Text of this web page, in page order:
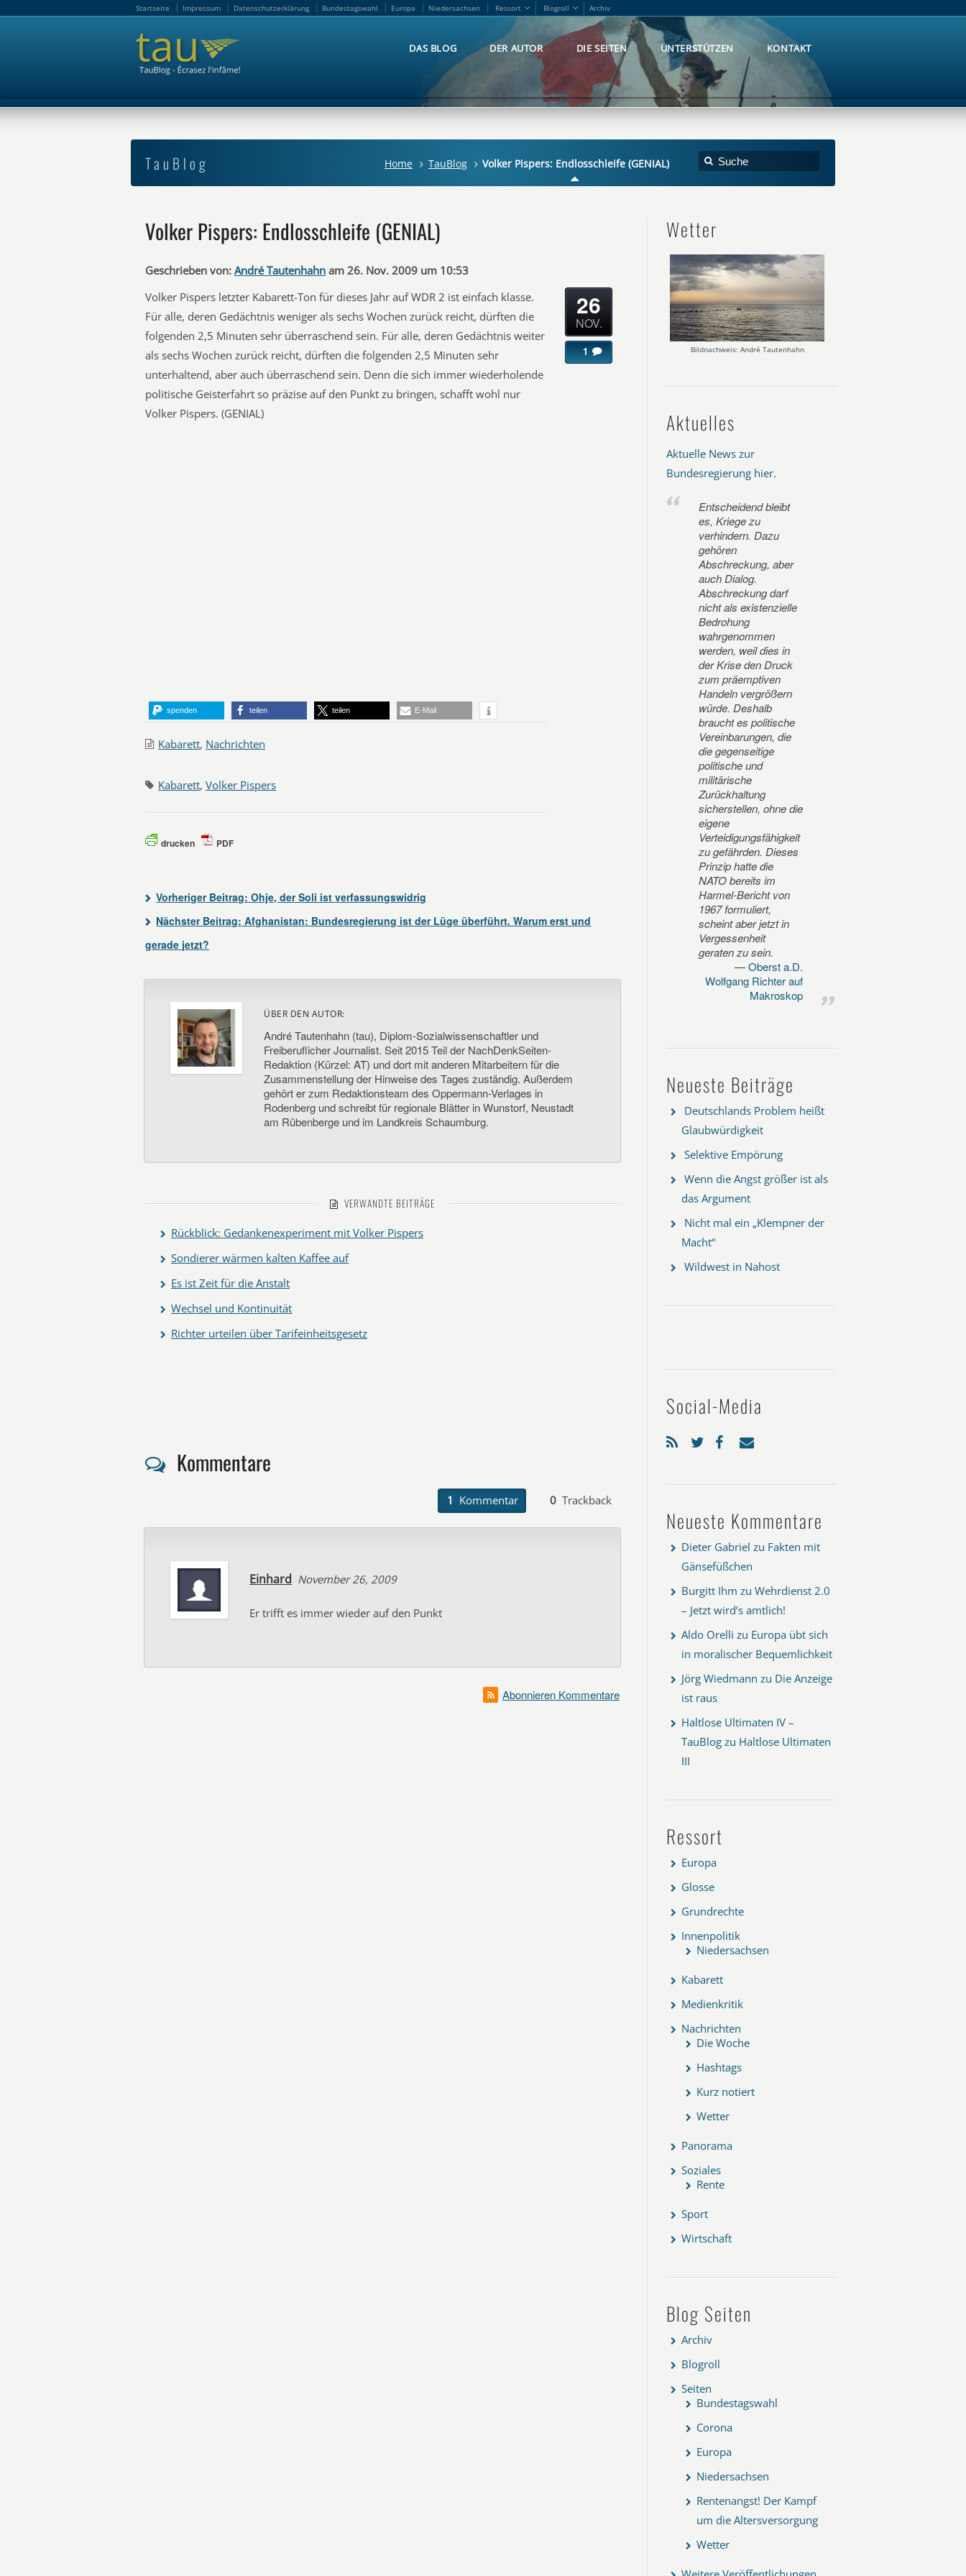
Startseite Impressum Datenschutzerklärung Bundestagswahl Europa Niedersachsen Ressort Blogroll Archiv
DAS BLOG DER AUTOR DIE SEITEN UNTERSTÜTZEN KONTAKT
TauBlog Home TauBlog Volker Pispers: Endlosschleife (GENIAL)
Volker Pispers: Endlosschleife (GENIAL)
Geschrieben von: André Tautenhahn am 26. Nov. 2009 um 10:53
Volker Pispers letzter Kabarett-Ton für dieses Jahr auf WDR 2 ist einfach klasse.
Für alle, deren Gedächtnis weniger als sechs Wochen zurück reicht, dürften die
folgenden 2,5 Minuten sehr überraschend sein. Für alle, deren Gedächtnis weiter
als sechs Wochen zurück reicht, dürften die folgenden 2,5 Minuten sehr
unterhaltend, aber auch überraschend sein. Denn die sich immer wiederholende
politische Geisterfahrt so präzise auf den Punkt zu bringen, schafft wohl nur
Volker Pispers. (GENIAL)
spenden teilen teilen E-Mail
26
NOV.
1
Kabarett, Nachrichten
Kabarett, Volker Pispers
drucken PDF
Vorheriger Beitrag: Ohje, der Soli ist verfassungswidrig
Nächster Beitrag: Afghanistan: Bundesregierung ist der Lüge überführt. Warum erst und
gerade jetzt?
ÜBER DEN AUTOR:
André Tautenhahn (tau), Diplom-Sozialwissenschaftler und
Freiberuflicher Journalist. Seit 2015 Teil der NachDenkSeiten-
Redaktion (Kürzel: AT) und dort mit anderen Mitarbeitern für die
Zusammenstellung der Hinweise des Tages zuständig. Außerdem
gehört er zum Redaktionsteam des Oppermann-Verlages in
Rodenberg und schreibt für regionale Blätter in Wunstorf, Neustadt
am Rübenberge und im Landkreis Schaumburg.
VERWANDTE BEITRÄGE
Rückblick: Gedankenexperiment mit Volker Pispers
Sondierer wärmen kalten Kaffee auf
Es ist Zeit für die Anstalt
Wechsel und Kontinuität
Richter urteilen über Tarifeinheitsgesetz
Kommentare
1 Kommentar 0 Trackback
Einhard November 26, 2009
Er trifft es immer wieder auf den Punkt
Abonnieren Kommentare
Wetter
Bildnachweis: André Tautenhahn
Aktuelles
Aktuelle News zur
Bundesregierung hier.
Entscheidend bleibt
es, Kriege zu
verhindern. Dazu
gehören
Abschreckung, aber
auch Dialog.
Abschreckung darf
nicht als existenzielle
Bedrohung
wahrgenommen
werden, weil dies in
der Krise den Druck
zum präemptiven
Handeln vergrößern
würde. Deshalb
braucht es politische
Vereinbarungen, die
die gegenseitige
politische und
militärische
Zurückhaltung
sicherstellen, ohne die
eigene
Verteidigungsfähigkeit
zu gefährden. Dieses
Prinzip hatte die
NATO bereits im
Harmel-Bericht von
1967 formuliert,
scheint aber jetzt in
Vergessenheit
geraten zu sein.
Oberst a.D.
Wolfgang Richter auf
Makroskop
Neueste Beiträge
Deutschlands Problem heißt
Glaubwürdigkeit
Selektive Empörung
Wenn die Angst größer ist als
das Argument
Nicht mal ein „Klempner der
Macht“
Wildwest in Nahost
Social-Media
Neueste Kommentare
Dieter Gabriel zu Fakten mit
Gänsefüßchen
Burgitt Ihm zu Wehrdienst 2.0
– Jetzt wird’s amtlich!
Aldo Orelli zu Europa übt sich
in moralischer Bequemlichkeit
Jörg Wiedmann zu Die Anzeige
ist raus
Haltlose Ultimaten IV –
TauBlog zu Haltlose Ultimaten
III
Ressort
Europa
Glosse
Grundrechte
Innenpolitik
Niedersachsen
Kabarett
Medienkritik
Nachrichten
Die Woche
Hashtags
Kurz notiert
Wetter
Panorama
Soziales
Rente
Sport
Wirtschaft
Blog Seiten
Archiv
Blogroll
Seiten
Bundestagswahl
Corona
Europa
Niedersachsen
Rentenangst! Der Kampf
um die Altersversorgung
Wetter
Startseite Impressum Datenschutzerklärung Bundestagswahl Europa Niedersachsen Ressort Blogroll Archiv
DAS BLOG DER AUTOR DIE SEITEN UNTERSTÜTZEN KONTAKT